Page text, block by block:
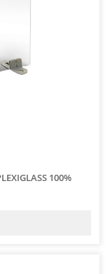
100%